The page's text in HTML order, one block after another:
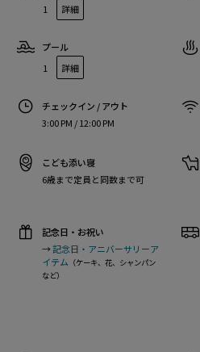
1
詳細
プール
1
詳細
チェックイン / アウト
3:00 PM / 12:00 PM
こども添い寝
6歳まで定員と同数まで可
記念日・お祝い
→記念日・アニバーサリーア
イテム （ケーキ、花、シャンパン
など）